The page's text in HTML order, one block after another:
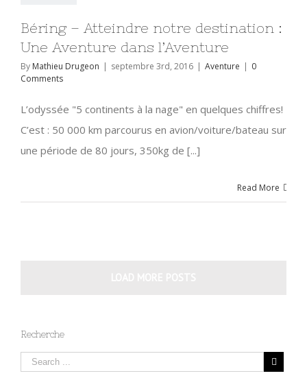
Béring – Atteindre notre destination :
Une Aventure dans l’Aventure
By Mathieu Drugeon | septembre 3rd, 2016 | Aventure | 0
Comments
L’odyssée "5 continents à la nage" en quelques chiffres!
C’est : 50 000 km parcourus en avion/voiture/bateau sur
une période de 80 jours, 350kg de [...]
Read More
Recherche